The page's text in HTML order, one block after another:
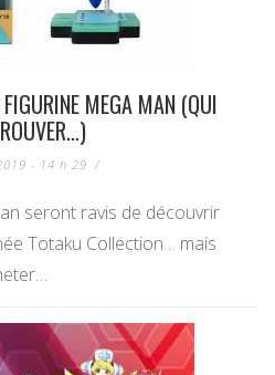
MEGA MAN (QUI
- 14 h 29 /
seront ravis de découvrir
Totaku Collection… mais